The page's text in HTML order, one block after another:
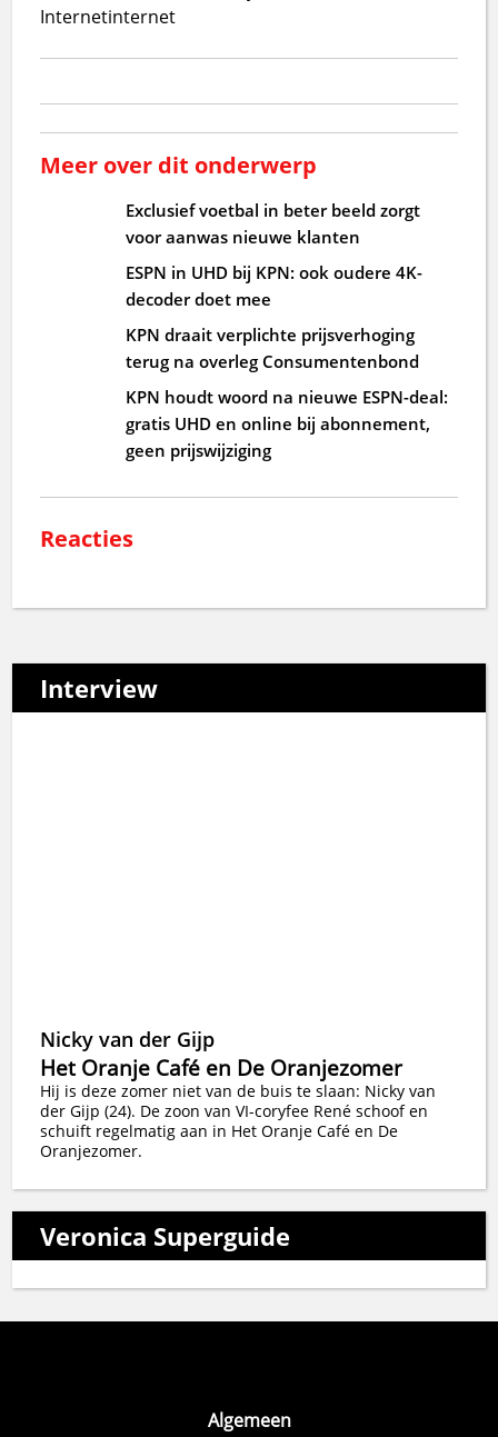
Internetinternet
Meer over dit onderwerp
Exclusief voetbal in beter beeld zorgt
voor aanwas nieuwe klanten
ESPN in UHD bij KPN: ook oudere 4K-
decoder doet mee
KPN draait verplichte prijsverhoging
terug na overleg Consumentenbond
KPN houdt woord na nieuwe ESPN-deal:
gratis UHD en online bij abonnement,
geen prijswijziging
Reacties
Interview
Nicky van der Gijp
Het Oranje Café en De Oranjezomer
Hij is deze zomer niet van de buis te slaan: Nicky van
der Gijp (24). De zoon van VI-coryfee René schoof en
schuift regelmatig aan in Het Oranje Café en De
Oranjezomer.
Veronica Superguide
Algemeen